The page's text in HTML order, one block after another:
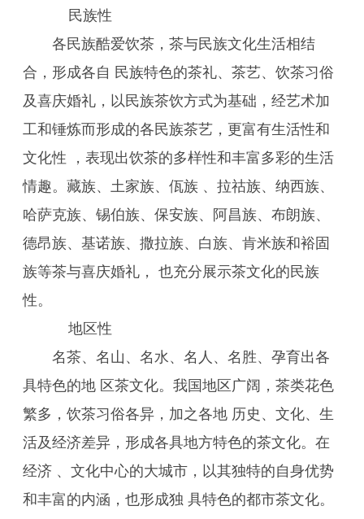
民族性
各民族酷爱饮茶，茶与民族文化生活相结
合，形成各自 民族特色的茶礼、茶艺、饮茶习俗
及喜庆婚礼，以民族茶饮方式为基础，经艺术加
工和锤炼而形成的各民族茶艺，更富有生活性和
文化性 ，表现出饮茶的多样性和丰富多彩的生活
情趣。藏族、土家族、佤族 、拉祜族、纳西族、
哈萨克族、锡伯族、保安族、阿昌族、布朗族、
德昂族、基诺族、撒拉族、白族、肯米族和裕固
族等茶与喜庆婚礼， 也充分展示茶文化的民族
性。
地区性
名茶、名山、名水、名人、名胜、孕育出各
具特色的地 区茶文化。我国地区广阔，茶类花色
繁多，饮茶习俗各异，加之各地 历史、文化、生
活及经济差异，形成各具地方特色的茶文化。在
经济 、文化中心的大城市，以其独特的自身优势
和丰富的内涵，也形成独 具特色的都市茶文化。